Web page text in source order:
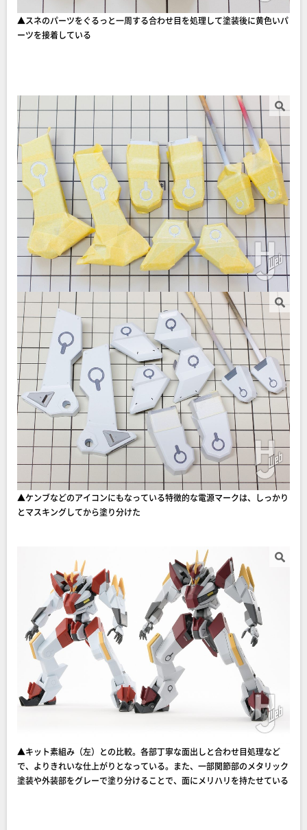
▲スネのパーツをぐるっと一周する合わせ目を処理して塗装後に黄色いパ
ーツを接着している
▲ケンブなどのアイコンにもなっている特徴的な電源マークは、しっかり
とマスキングしてから塗り分けた
▲キット素組み（左）との比較。各部丁寧な面出しと合わせ目処理など
で、よりきれいな仕上がりとなっている。また、一部関節部のメタリック
塗装や外装部をグレーで塗り分けることで、面にメリハリを持たせている